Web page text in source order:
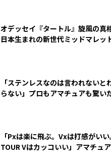
オデッセイ『タートル』旋風の真
日本生まれの新世代ミッドマレッ
「ステンレスなのは言われないと
らない」プロもアマチュアも驚い
「Pxは楽に飛ぶ。Vxは打感がいい
TOUR Vはカッコいい」アマチュ